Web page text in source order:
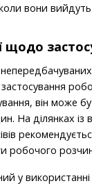
вони вийдуть
щодо
він може
На ділянках із
робочого
у використанні